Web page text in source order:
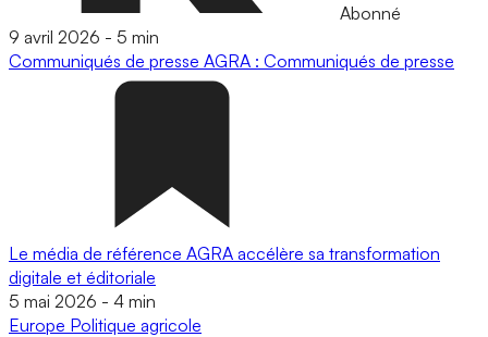
Abonné
9 avril 2026 - 5 min
Communiqués de presse AGRA : Communiqués de presse
Le média de référence AGRA accélère sa transformation
digitale et éditoriale
5 mai 2026 - 4 min
Europe Politique agricole